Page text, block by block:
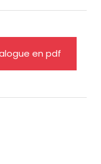
en pdf